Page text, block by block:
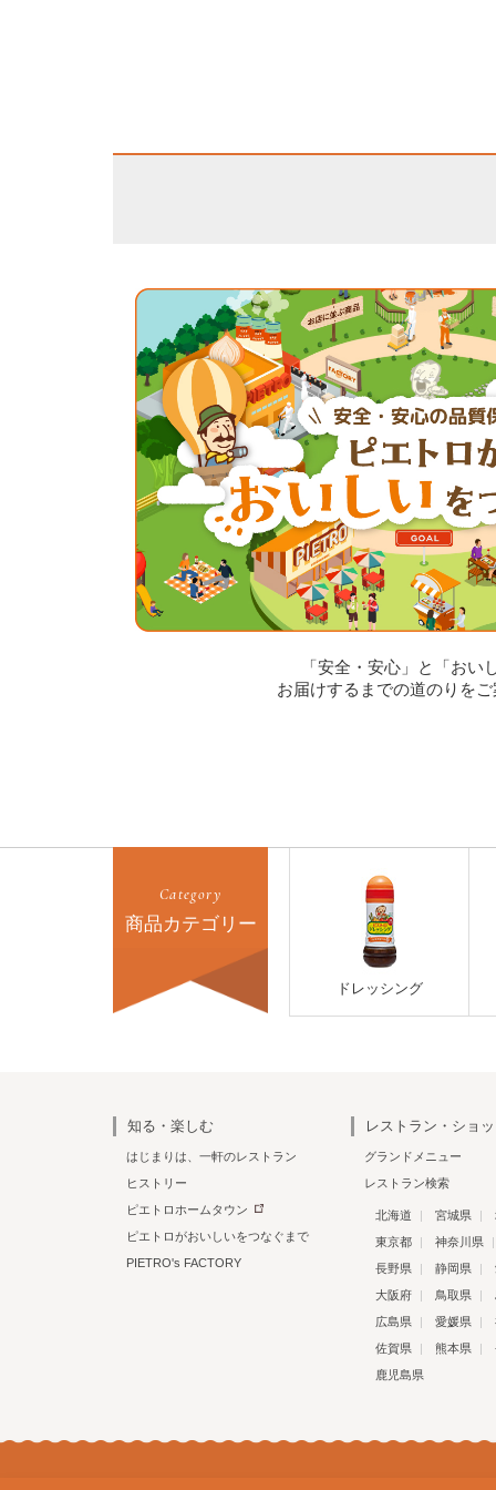
「安全・安心」と「おい
お届けするまでの道のりを
Category
商品カテゴリー
ドレッシング
知る・楽しむ
はじまりは、一軒のレストラン
ヒストリー
ピエトロホームタウン
ピエトロがおいしいをつなぐまで
PIETRO's FACTORY
レストラン・ショ
グランドメニュー
レストラン検索
北海道 宮城県
東京都
神奈川県
長野県
静岡県
大阪府
鳥取県
広島県
愛媛県
佐賀県
熊本県
鹿児島県